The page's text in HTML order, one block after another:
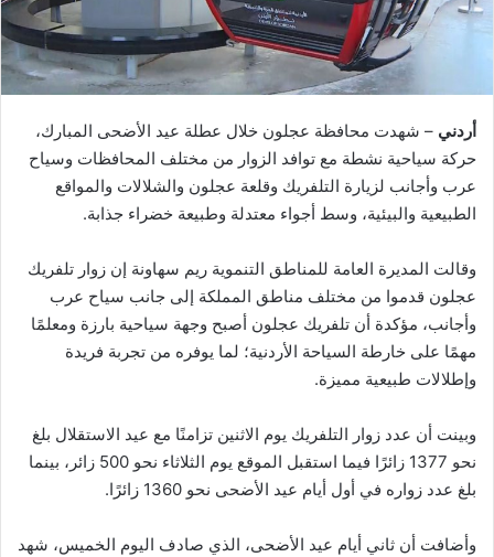
أردني – شهدت محافظة عجلون خلال عطلة عيد الأضحى المبارك،
حركة سياحية نشطة مع توافد الزوار من مختلف المحافظات وسياح
عرب وأجانب لزيارة التلفريك وقلعة عجلون والشلالات والمواقع
الطبيعية والبيئية، وسط أجواء معتدلة وطبيعة خضراء جذابة.
وقالت المديرة العامة للمناطق التنموية ريم سهاونة إن زوار تلفريك
عجلون قدموا من مختلف مناطق المملكة إلى جانب سياح عرب
وأجانب، مؤكدة أن تلفريك عجلون أصبح وجهة سياحية بارزة ومعلمًا
مهمًا على خارطة السياحة الأردنية؛ لما يوفره من تجربة فريدة
وإطلالات طبيعية مميزة.
وبينت أن عدد زوار التلفريك يوم الاثنين تزامنًا مع عيد الاستقلال بلغ
نحو 1377 زائرًا فيما استقبل الموقع يوم الثلاثاء نحو 500 زائر، بينما
بلغ عدد زواره في أول أيام عيد الأضحى نحو 1360 زائرًا.
وأضافت أن ثاني أيام عيد الأضحى، الذي صادف اليوم الخميس، شهد